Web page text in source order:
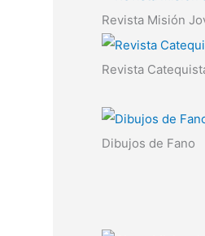
Revista Misión
Revista
Dibujos de Fano